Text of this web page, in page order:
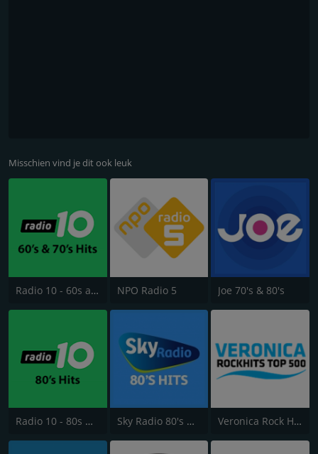
Misschien vind je dit ook leuk
Radio 10 - 60s and 70s Hits NPO Radio 5 Joe 70's & 80's
Radio 10 - 80s Hits Sky Radio 80's Hits Veronica Rock Hits Top 500